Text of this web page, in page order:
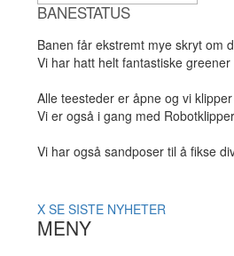
BANESTATUS
Banen får ekstremt mye skryt om
Vi har hatt helt fantastiske
Alle teesteder er åpne og vi
Vi er også i gang med
Vi har også sandposer til å fikse
X SE SISTE NYHETER
MENY